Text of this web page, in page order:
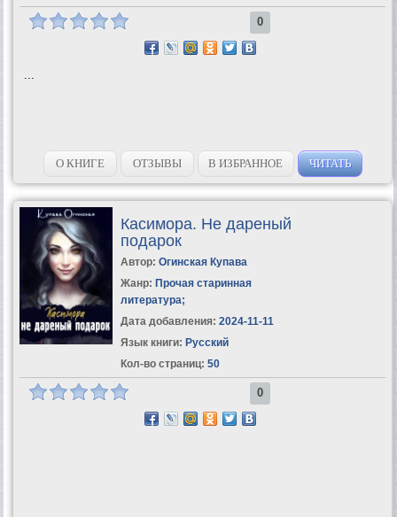
0
О КНИГЕ ОТЗЫВЫ В ИЗБРАННОЕ ЧИТАТЬ
Касимора. Не дареный
подарок
Автор: Огинская Купава
Жанр: Прочая старинная
литература;
Дата добавления: 2024-11-11
Язык книги: Русский
Кол-во страниц: 50
0